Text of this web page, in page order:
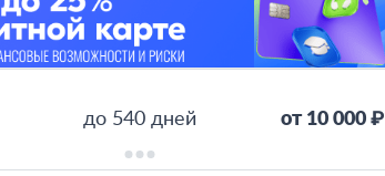
до 540 дней от 10 000 ₽